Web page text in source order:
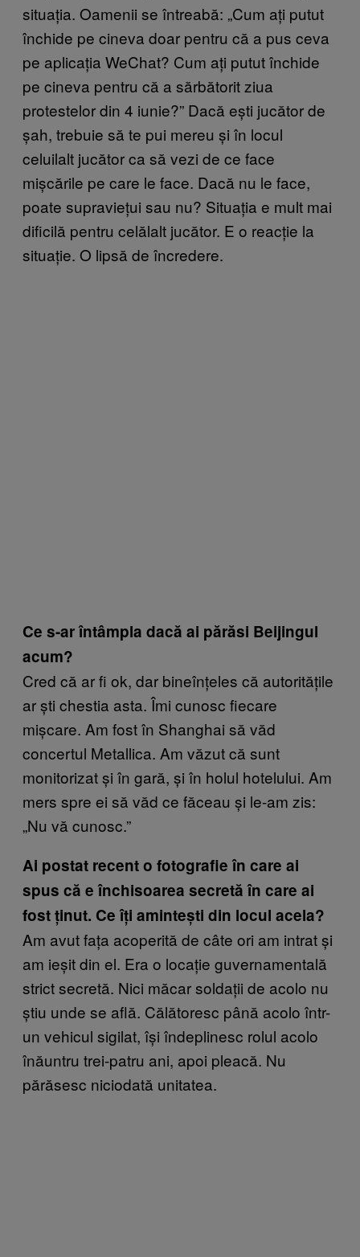
situația. Oamenii se întreabă: „Cum ați putut
închide pe cineva doar pentru că a pus ceva
pe aplicația WeChat? Cum ați putut închide
pe cineva pentru că a sărbătorit ziua
protestelor din 4 iunie?” Dacă ești jucător de
șah, trebuie să te pui mereu și în locul
celuilalt jucător ca să vezi de ce face
mișcările pe care le face. Dacă nu le face,
poate supraviețui sau nu? Situația e mult mai
dificilă pentru celălalt jucător. E o reacție la
situație. O lipsă de încredere.
Ce s-ar întâmpla dacă ai părăsi Beijingul
acum?
Cred că ar fi ok, dar bineînțeles că autoritățile
ar ști chestia asta. Îmi cunosc fiecare
mișcare. Am fost în Shanghai să văd
concertul Metallica. Am văzut că sunt
monitorizat și în gară, și în holul hotelului. Am
mers spre ei să văd ce făceau și le-am zis:
„Nu vă cunosc.”
Ai postat recent o fotografie în care ai
spus că e închisoarea secretă în care ai
fost ținut. Ce îți amintești din locul acela?
Am avut fața acoperită de câte ori am intrat și
am ieșit din el. Era o locație guvernamentală
strict secretă. Nici măcar soldații de acolo nu
știu unde se află. Călătoresc până acolo într-
un vehicul sigilat, își îndeplinesc rolul acolo
înăuntru trei-patru ani, apoi pleacă. Nu
părăsesc niciodată unitatea.